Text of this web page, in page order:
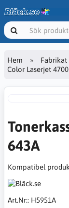
Hem Fabrikat
Color Laserjet 4700
643A
Kompatibel
Art.Nr:: H5951A